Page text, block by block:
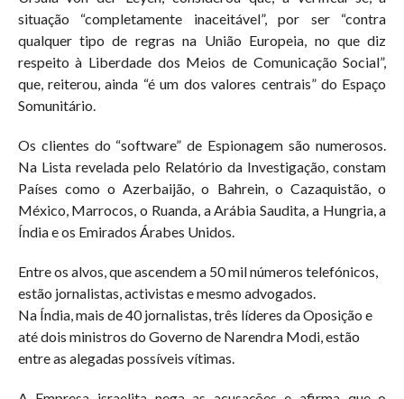
situação “completamente inaceitável”, por ser “contra
qualquer tipo de regras na União Europeia, no que diz
respeito à Liberdade dos Meios de Comunicação Social”,
que, reiterou, ainda “é um dos valores centrais” do Espaço
Somunitário.
Os clientes do “software” de Espionagem são numerosos.
Na Lista revelada pelo Relatório da Investigação, constam
Países como o Azerbaijão, o Bahrein, o Cazaquistão, o
México, Marrocos, o Ruanda, a Arábia Saudita, a Hungria, a
Índia e os Emirados Árabes Unidos.
Entre os alvos, que ascendem a 50 mil números telefónicos,
estão jornalistas, activistas e mesmo advogados.
Na Índia, mais de 40 jornalistas, três líderes da Oposição e
até dois ministros do Governo de Narendra Modi, estão
entre as alegadas possíveis vítimas.